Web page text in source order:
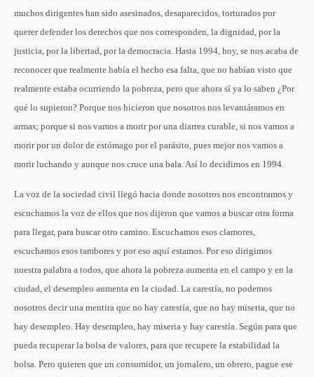
muchos dirigentes han sido asesinados, desaparecidos, torturados por
querer defender los derechos que nos corresponden, la dignidad, por la
justicia, por la libertad, por la democracia. Hasta 1994, hoy, se nos acaba de
reconocer que realmente había el hecho esa falta, que no habían visto que
realmente estaba ocurriendo la pobreza, pero que ahora sí ya lo saben ¿Por
qué lo supieron? Porque nos hicieron que nosotros nos levantáramos en
armas; porque si nos vamos a morir por una diarrea curable, si nos vamos a
morir por un dolor de estómago por el parásito, pues mejor nos vamos a
morir luchando y aunque nos cruce una bala. Así lo decidimos en 1994.
La voz de la sociedad civil llegó hacia donde nosotros nos encontramos y
escuchamos la voz de ellos que nos dijeron que vamos a buscar otra forma
para llegar, para buscar otro camino. Escuchamos esos clamores,
escuchamos esos tambores y por eso aquí estamos. Por eso dirigimos
nuestra palabra a todos, que ahora la pobreza aumenta en el campo y en la
ciudad, el desempleo aumenta en la ciudad. La carestía, no podemos
nosotros decir una mentira que no hay carestía, que no hay miseria, que no
hay desempleo. Hay desempleo, hay miseria y hay carestía. Según para que
pueda recuperar la bolsa de valores, para que recupere la estabilidad la
bolsa. Pero quieren que un consumidor, un jornalero, un obrero, pague ese